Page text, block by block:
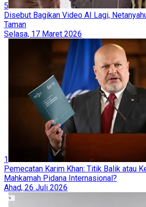
5
Disebut Bagikan Video AI Lagi,
Taman
Selasa, 17 Maret 2026
1
Pemecatan Karim Khan: Titik Balik atau
Mahkamah Pidana Internasional?
Ahad, 26 Juli 2026